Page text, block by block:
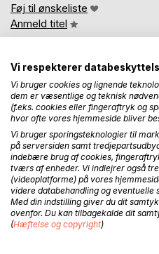
Føj til ønskeliste
Anmeld titel
BESKRIVELSE
2 rigt illustrerede bøger om
Det indiske Ocean. Øen
den nok så berømte dodo,
1688. Ligesom dronten er
andre arter og i dag er flere
Vi respekterer
Vi bruger cookies og lignende
dem er væsentlige og teknisk
(f.eks. cookies eller fingeraftryk og
hvor ofte vores hjemmeside bliver
Vi bruger sporingsteknologier til
på serversiden samt
indebære brug af cookies,
tværs af enheder. Vi indlejrer også
(videoplatforme) på vores
videre databehandling og eventuelle
Med din indstilling giver du dit
ovenfor. Du kan tilbagekalde dit
(Hæftelse og copyright)